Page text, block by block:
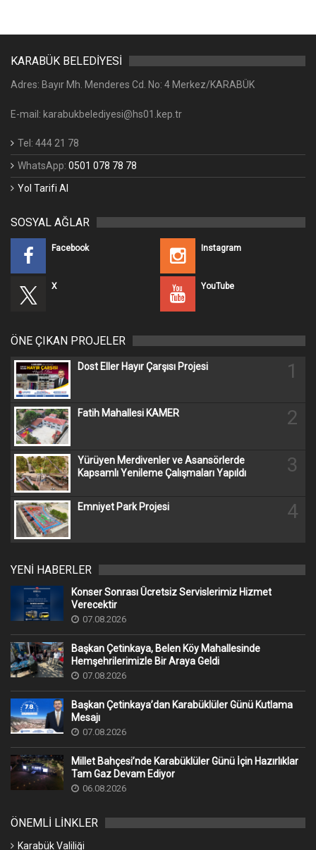
KARABÜK BELEDİYESİ
Adres: Bayır Mh. Menderes Cd. No: 4 Merkez/KARABÜK
E-mail: karabukbelediyesi@hs01.kep.tr
Tel: 444 21 78
WhatsApp: 0501 078 78 78
Yol Tarifi Al
SOSYAL AĞLAR
Facebook Instagram
X YouTube
ÖNE ÇIKAN PROJELER
Dost Eller Hayır Çarşısı Projesi 1
Fatih Mahallesi KAMER 2
Yürüyen Merdivenler ve Asansörlerde
Kapsamlı Yenileme Çalışmaları Yapıldı
3
Emniyet Park Projesi 4
YENİ HABERLER
Konser Sonrası Ücretsiz Servislerimiz Hizmet
Verecektir
07.08.2026
Başkan Çetinkaya, Belen Köy Mahallesinde
Hemşehrilerimizle Bir Araya Geldi
07.08.2026
Başkan Çetinkaya’dan Karabüklüler Günü Kutlama
Mesajı
07.08.2026
Millet Bahçesi’nde Karabüklüler Günü İçin Hazırlıklar
Tam Gaz Devam Ediyor
06.08.2026
ÖNEMLİ LİNKLER
Karabük Valiliği